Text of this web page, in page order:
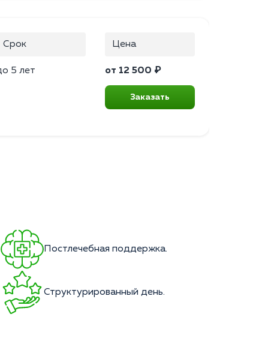
Срок
5 лет
Цена
от 12 500 ₽
Заказать
Постлечебная поддержка.
Структурированный день.